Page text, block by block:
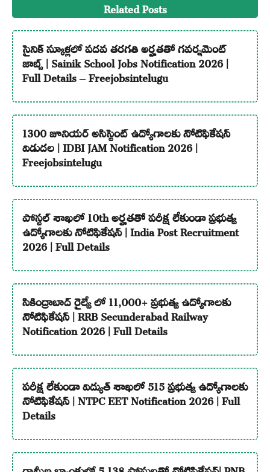
Related Posts
సైనిక్ స్కూళ్లలో పదవ తరగతి అర్హతతో గవర్నమెంట్
జాబ్స్ | Sainik School Jobs Notification 2026 |
Full Details – Freejobsintelugu
1300 జూనియర్ అసిస్టెంట్ ఉద్యోగాలకు నోటిఫికేషన్
విడుదల | IDBI JAM Notification 2026 |
Freejobsintelugu
పోస్టల్ శాఖలో 10th అర్హతతో పరీక్ష లేకుండా ప్రభుత్వ
ఉద్యోగాలకు నోటిఫికేషన్ | India Post Recruitment
2026 | Full Details
సికింద్రాబాద్ రైల్వే లో 11,000+ ప్రభుత్వ ఉద్యోగాలకు
నోటిఫికేషన్ | RRB Secunderabad Railway
Notification 2026 | Full Details
పరీక్ష లేకుండా విద్యుత్ శాఖలో 515 ప్రభుత్వ ఉద్యోగాలకు
నోటిఫికేషన్ | NTPC EET Notification 2026 | Full
Details